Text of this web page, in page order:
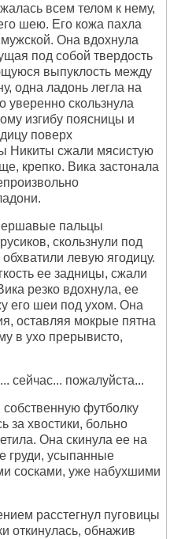
всем телом к нему,
шею. Его кожа пахла
Она вдохнула
под собой твердость
выпуклость между
одна ладонь легла на
уверенно скользнула
изгибу поясницы и
поверх
Никиты сжали мясистую
крепко. Вика застонала
пальцы
скользнули под
левую ягодицу.
ее задницы, сжали
резко вдохнула, ее
его шеи под ухом. Она
оставляя мокрые пятна
в ухо прерывисто,
сейчас... пожалуйста...
футболку
за хвостики, больно
Она скинула ее на
груди, усыпанные
сосками, уже набухшими
расстегнул пуговицы
откинулась, обнажив